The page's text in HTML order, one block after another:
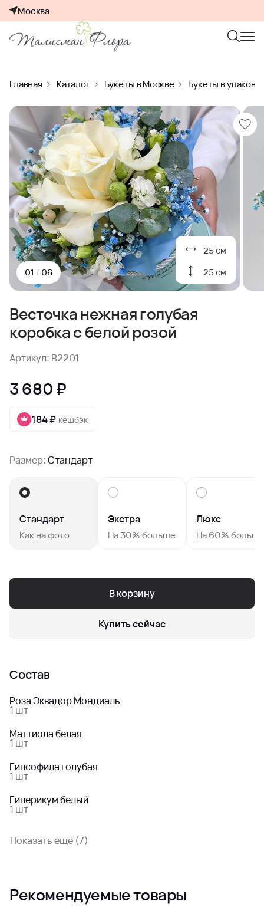
Москва
Главная Каталог Букеты в Москве Букеты в
25 см
25 см
01 / 06
Весточка нежная голубая
коробка с белой розой
Артикул: B2201
3 680 ₽
184 ₽ кешбэк
Размер:Стандарт
Стандарт
Как на фото
Экстра
На 30% больше
Люкс
На 60% больше
В корзину
Купить сейчас
Состав
Роза Эквадор Мондиаль
1 шт
Маттиола белая
1 шт
Гипсофила голубая
1 шт
Гиперикум белый
1 шт
Показать ещё (7)
Рекомендуемые товары